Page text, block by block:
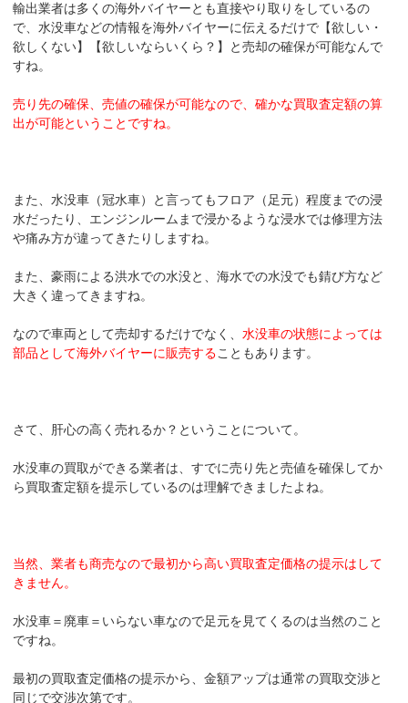
輸出業者は多くの海外バイヤーとも直接やり取りをしているの
で、水没車などの情報を海外バイヤーに伝えるだけで【欲しい・
欲しくない】【欲しいならいくら？】と売却の確保が可能なんで
すね。
売り先の確保、売値の確保が可能なので、確かな買取査定額の算
出が可能ということですね。
また、水没車（冠水車）と言ってもフロア（足元）程度までの浸
水だったり、エンジンルームまで浸かるような浸水では修理方法
や痛み方が違ってきたりしますね。
また、豪雨による洪水での水没と、海水での水没でも錆び方など
大きく違ってきますね。
なので車両として売却するだけでなく、水没車の状態によっては
部品として海外バイヤーに販売することもあります。
さて、肝心の高く売れるか？ということについて。
水没車の買取ができる業者は、すでに売り先と売値を確保してか
ら買取査定額を提示しているのは理解できましたよね。
当然、業者も商売なので最初から高い買取査定価格の提示はして
きません。
水没車＝廃車＝いらない車なので足元を見てくるのは当然のこと
ですね。
最初の買取査定価格の提示から、金額アップは通常の買取交渉と
同じで交渉次第です。